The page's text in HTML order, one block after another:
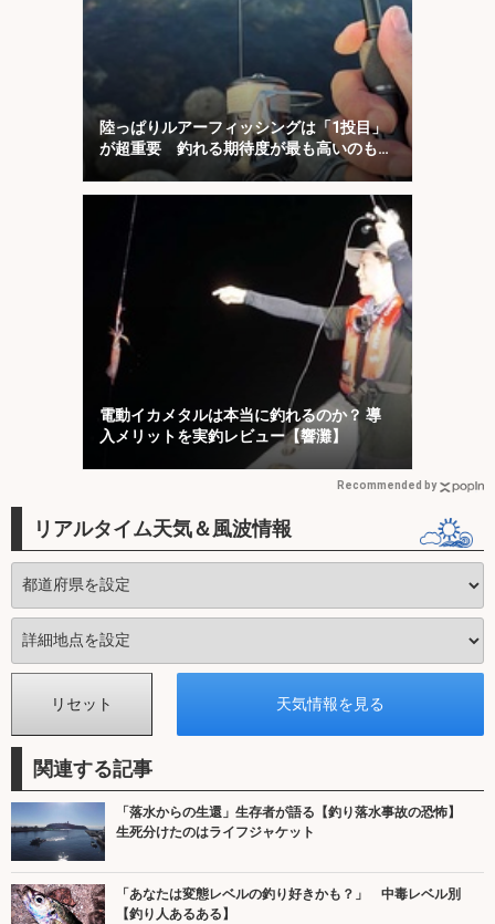
陸っぱりルアーフィッシングは「1投目」
が超重要 釣れる期待度が最も高いのも
「1投目」！
電動イカメタルは本当に釣れるのか？ 導
入メリットを実釣レビュー【響灘】
Recommended by
リアルタイム天気＆風波情報
関連する記事
「落水からの生還」生存者が語る【釣り落水事故の恐怖】
生死分けたのはライフジャケット
「あなたは変態レベルの釣り好きかも？」 中毒レベル別
【釣り人あるある】